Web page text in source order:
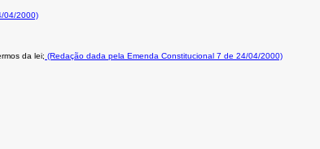
04/2000)
da lei; (Redação dada pela Emenda Constitucional 7 de 24/04/2000)